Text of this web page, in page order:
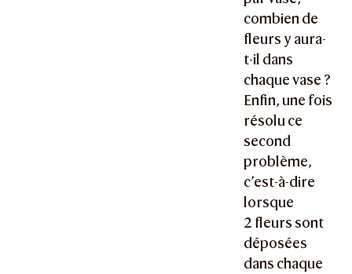
combien de
fleurs y aura-
t-il dans
chaque vase ?
Enfin, une fois
résolu ce
second
problème,
c’est-à-dire
lorsque
2 fleurs sont
déposées
dans chaque